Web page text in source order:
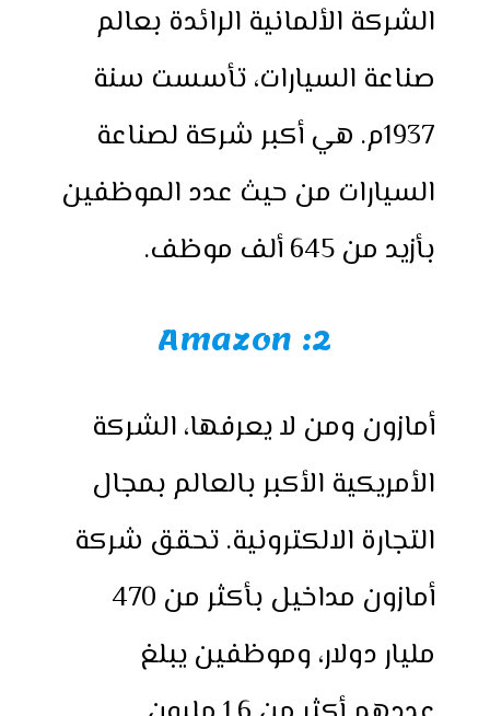
الشركة الألمانية الرائدة بعالم
صناعة السيارات، تأسست سنة
1937م. هي أكبر شركة لصناعة
السيارات من حيث عدد الموظفين
بأزيد من 645 ألف موظف.
2: Amazon
أمازون ومن لا يعرفها، الشركة
الأمريكية الأكبر بالعالم بمجال
التجارة الالكترونية. تحقق شركة
أمازون مداخيل بأكثر من 470
مليار دولار، وموظفين يبلغ